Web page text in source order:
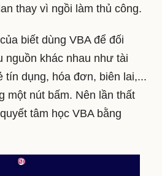
thay vì ngồi làm thủ công.
biết dùng VBA để đối
nguồn khác nhau như tài
tín dụng, hóa đơn, biên lai,...
một nút bấm. Nên lần thất
tâm học VBA bằng